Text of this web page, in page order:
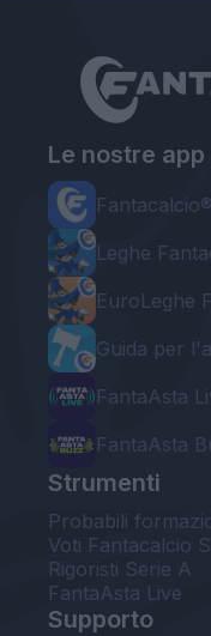
Le nostre app
Leghe
EuroLeghe
Guida per
FantaAsta
FantaAsta
Strumenti
Probabili
Voti Fantacalcio
Rigoristi Serie A
FantaAsta Live
Supporto